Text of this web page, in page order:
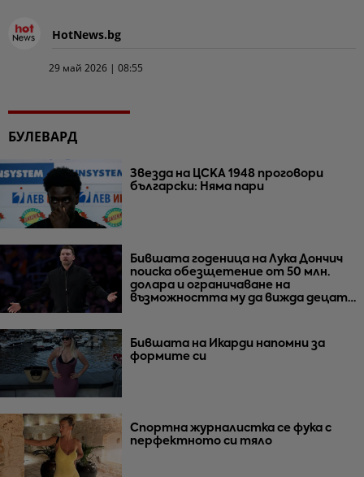
HotNews.bg
29 май 2026 | 08:55
БУЛЕВАРД
Звезда на ЦСКА 1948 проговори
български: Няма пари
Бившата годеница на Лука Дончич
поиска обезщетение от 50 млн.
долара и ограничаване на
възможността му да вижда децата
Бившата на Икарди напомни за
формите си
Спортна журналистка се фука с
перфектното си тяло